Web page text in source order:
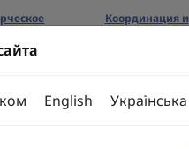
Координация и
English Українська